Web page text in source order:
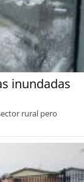
inundadas
rural pero